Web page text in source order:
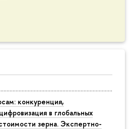
конкуренция,
в глобальных
зерна. Экспертно-